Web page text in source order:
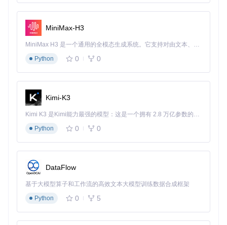
ha_xiaomi_home支持无限账号添加，这对于多成员家庭来说
非常实用。用户可以同时管理个人和家庭账号的设备，而普通
第三方集成通常仅支持1个账号，官方米家APP虽然支持多账
号但切换麻烦。
实践指南：从零开始的安装配置之路
在开始安装前，请先检查以下系统要求：
Home Assistant Core版本必须≥2024.4.4（设置→关于可查
操作系统版本≥13.0（推荐Debian 12或Ubuntu 22.04）
网络要求：稳定的互联网连接（用于云端认证）
硬件建议：至少1GB内存（树莓派4及以上完全没问题）
⚠️ 重要提示：你可以在Home Assistant终端输入以下命令检查
兼容性：
MiniMax-H3
MiniMax H3 是一个通用的全模态生成系统。它支持对由文本、图像、视频和音频组成的多模态上下文进行统一理解，并能生成分辨率高达 2K、时长可达 15 秒的带原生立体声音频的视频。得益于面向任务泛化的系统设计，H3 在预训练阶段就已具备广泛的多模态上下文理解与生成能力，能够出色地执行复杂的多模态指令。
Python
0 0
Kimi-K3
Kimi K3 是Kimi能力最强的模型：这是一个拥有 2.8 万亿参数的混合专家（MoE）模型，具备原生视觉理解能力，并支持 100 万 token 的上下文窗口。
Python
0 0
DataFlow
基于大模型算子和工作流的高效文本大模型训练数据合成框架
Python
0 5